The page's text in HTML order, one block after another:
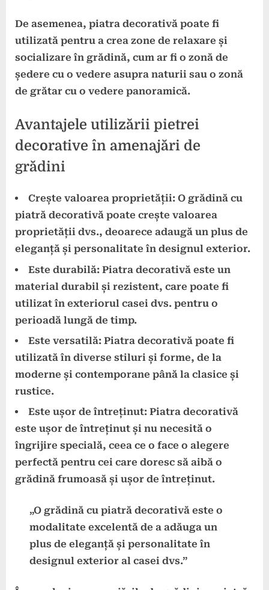
De asemenea, piatra decorativă poate fi
utilizată pentru a crea zone de relaxare și
socializare în grădină, cum ar fi o zonă de
ședere cu o vedere asupra naturii sau o zonă
de grătar cu o vedere panoramică.
Avantajele utilizării pietrei
decorative în amenajări de
grădini
Crește valoarea proprietății: O grădină cu
piatră decorativă poate crește valoarea
proprietății dvs., deoarece adaugă un plus de
eleganță și personalitate în designul exterior.
Este durabilă: Piatra decorativă este un
material durabil și rezistent, care poate fi
utilizat în exteriorul casei dvs. pentru o
perioadă lungă de timp.
Este versatilă: Piatra decorativă poate fi
utilizată în diverse stiluri și forme, de la
moderne și contemporane până la clasice și
rustice.
Este ușor de întreținut: Piatra decorativă
este ușor de întreținut și nu necesită o
îngrijire specială, ceea ce o face o alegere
perfectă pentru cei care doresc să aibă o
grădină frumoasă și ușor de întreținut.
„O grădină cu piatră decorativă este o
modalitate excelentă de a adăuga un
plus de eleganță și personalitate în
designul exterior al casei dvs.”